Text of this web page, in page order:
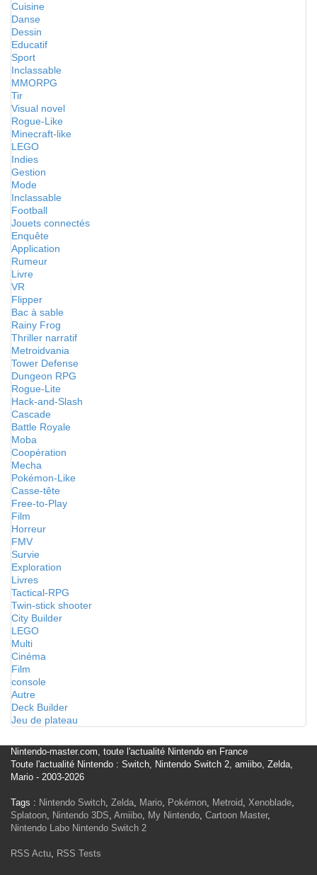
Cuisine
Danse
Dessin
Educatif
Sport
Inclassable
MMORPG
Tir
Visual novel
Rogue-Like
Minecraft-like
LEGO
Indies
Gestion
Mode
Inclassable
Football
Jouets connectés
Enquête
Application
Rumeur
Livre
VR
Flipper
Bac à sable
Rainy Frog
Thriller narratif
Metroidvania
Tower Defense
Dungeon RPG
Rogue-Lite
Hack-and-Slash
Cascade
Battle Royale
Moba
Coopération
Mecha
Pokémon-Like
Casse-tête
Free-to-Play
Film
Horreur
FMV
Survie
Exploration
Livres
Tactical-RPG
Twin-stick shooter
City Builder
LEGO
Multi
Cinéma
Film
console
Autre
Deck Builder
Jeu de plateau
Nintendo-master.com, toute l'actualité Nintendo en France
Toute l'actualité Nintendo : Switch, Nintendo Switch 2, amiibo, Zelda,
Mario - 2003-2026
Tags : Nintendo Switch, Zelda, Mario, Pokémon, Metroid, Xenoblade,
Splatoon, Nintendo 3DS, Amiibo, My Nintendo, Cartoon Master,
Nintendo Labo Nintendo Switch 2
RSS Actu, RSS Tests